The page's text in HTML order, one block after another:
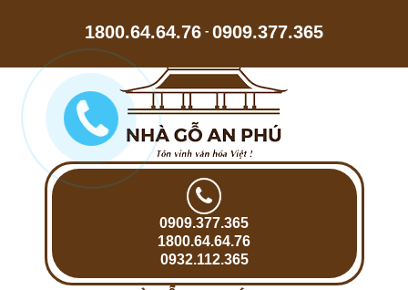
1800.64.64.76 - 0909.377.365
0909.377.365
1800.64.64.76
0932.112.365